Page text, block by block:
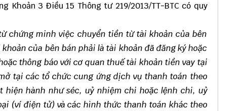
Khoản 3 Điều 15 Thông tư 219/2013/TT-BTC có quy
chứng minh việc chuyển tiền từ tài khoản của bên
của bên bán phải là tài khoản đã đăng ký hoặc
thông báo với cơ quan thuế tài khoản tiền vay tại
tại các tổ chức cung ứng dịch vụ thanh toán theo
hành như séc, uỷ nhiệm chi hoặc lệnh chi, uỷ
(ví điện tử) và các hình thức thanh toán khác theo